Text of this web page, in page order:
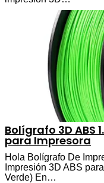
Bolígrafo 3D ABS
para Impresora
Hola Bolígrafo De
Impresión 3D ABS
Verde) En…